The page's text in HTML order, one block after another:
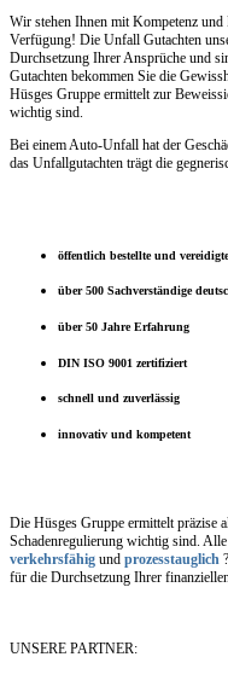
Wir stehen Ihnen mit Kompetenz
Verfügung! Die Unfall Gutachten
Durchsetzung Ihrer Ansprüche und
Gutachten bekommen Sie die
Hüsges Gruppe ermittelt zur
wichtig sind.
Bei einem Auto-Unfall hat der
das Unfallgutachten trägt die
öffentlich bestellte und
über 500 Sachverständige
über 50 Jahre Erfahrung
DIN ISO 9001 zertifiziert
schnell und zuverlässig
innovativ und kompetent
Die Hüsges Gruppe ermittelt präzise
Schadenregulierung wichtig sind.
verkehrsfähig und prozesstauglich
für die Durchsetzung Ihrer
UNSERE PARTNER: